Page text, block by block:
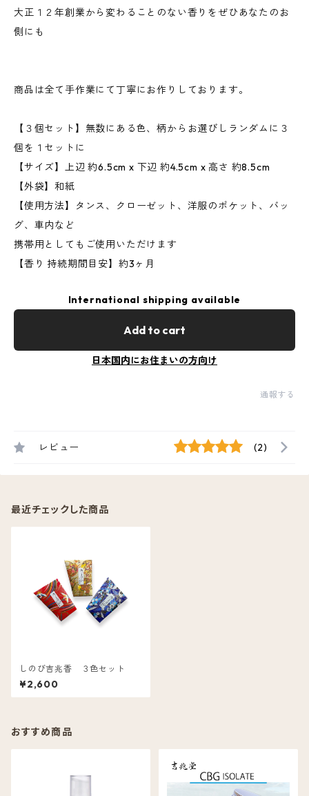
大正１２年創業から変わることのない香りをぜひあなたのお
側にも
商品は全て手作業にて丁寧にお作りしております。
【３個セット】無数にある色、柄からお選びしランダムに３
個を１セットに
【サイズ】上辺 約6.5cm x 下辺 約4.5cm x 高さ 約8.5cm
【外袋】和紙
【使用方法】タンス、クローゼット、洋服のポケット、バッ
グ、車内など
携帯用としてもご使用いただけます
【香り 持続期間目安】約3ヶ月
International shipping available
Add to cart
日本国内にお住まいの方向け
通報する
レビュー (2)
最近チェックした商品
しのび吉兆香 ３色セット
¥2,600
おすすめ商品